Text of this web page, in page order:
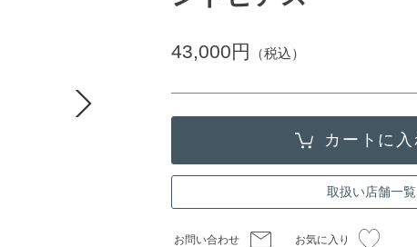
43,000円 （税込）
取扱い店舗一覧
お問い合わせ お気に入り